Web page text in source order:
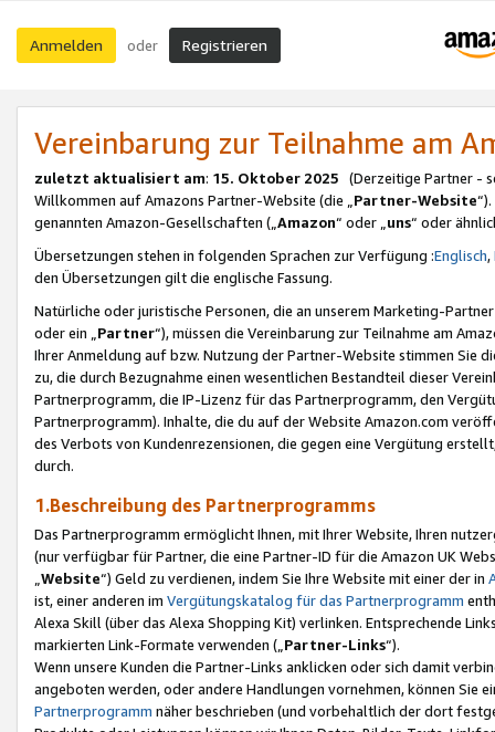
Anmelden oder Registrieren
Vereinbarung zur Teilnahme am
zuletzt aktualisiert am: 15. Oktober 2025 (Derzeitige Partner -
Willkommen auf Amazons Partner-Website (die „Partner-Website
genannten Amazon-Gesellschaften („Amazon“ oder „uns“ oder
Übersetzungen stehen in folgenden Sprachen zur Verfügung :Englisch,
den Übersetzungen gilt die englische Fassung.
Natürliche oder juristische Personen, die an unserem Marketing-
oder ein „Partner“), müssen die Vereinbarung zur Teilnahme am
Ihrer Anmeldung auf bzw. Nutzung der Partner-Website stimmen Sie
zu, die durch Bezugnahme einen wesentlichen Bestandteil dieser
Partnerprogramm, die IP-Lizenz für das Partnerprogramm, den
Partnerprogramm). Inhalte, die du auf der Website Amazon.com
des Verbots von Kundenrezensionen, die gegen eine Vergütung
durch.
1.Beschreibung des Partnerprogramms
Das Partnerprogramm ermöglicht Ihnen, mit Ihrer Website, Ihren
(nur verfügbar für Partner, die eine Partner-ID für die Amazon UK
Website“) Geld zu verdienen, indem Sie Ihre Website mit einer der in
ist, einer anderen im Vergütungskatalog für das Partnerprogramm
Alexa Skill (über das Alexa Shopping Kit) verlinken. Entsprechende
markierten Link-Formate verwenden („ Partner-Links“).
Wenn unsere Kunden die Partner-Links anklicken oder sich damit
angeboten werden, oder andere Handlungen vornehmen, können Sie
Partnerprogramm näher beschrieben (und vorbehaltlich der dort